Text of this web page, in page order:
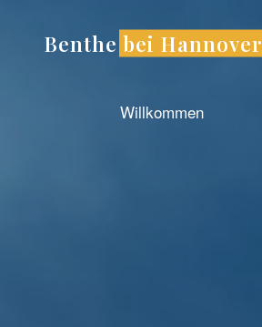
Benthe bei Hannover
Willkommen